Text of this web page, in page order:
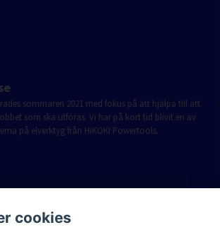
sommaren 2021 med fokus på att hjälpa till att
som ska utföras. Vi har på kort tid blivit en av
på elverktyg från HiKOKI Powertools.
cookies